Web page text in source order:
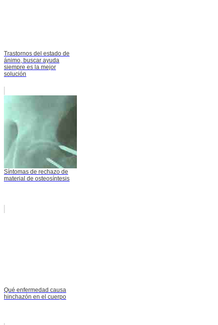
Trastornos del estado de
ánimo, buscar ayuda
siempre es la mejor
solución
Síntomas de rechazo de
material de osteosíntesis
Qué enfermedad causa
hinchazón en el cuerpo